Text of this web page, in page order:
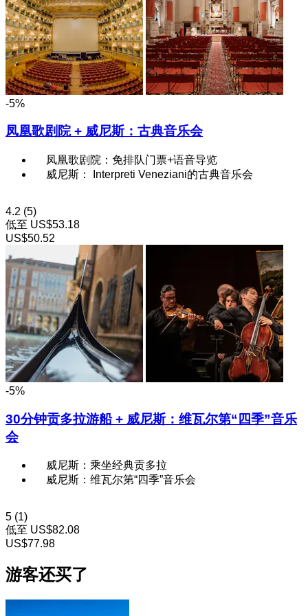
-5%
凤凰歌剧院 + 威尼斯：古典音乐会
凤凰歌剧院：免排队门票+语音导览
威尼斯： Interpreti Veneziani的古典音乐会
4.2 (5)
低至 US$53.18
US$50.52
-5%
30分钟贡多拉游船 + 威尼斯：维瓦尔第“四季”音乐
会
威尼斯：乘坐经典贡多拉
威尼斯：维瓦尔第“四季”音乐会
5 (1)
低至 US$82.08
US$77.98
游客还买了